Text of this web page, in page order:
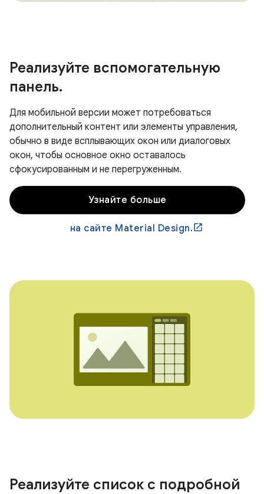
Реализуйте вспомогательную
панель.
Для мобильной версии может потребоваться
дополнительный контент или элементы управления,
обычно в виде всплывающих окон или диалоговых
окон, чтобы основное окно оставалось
сфокусированным и не перегруженным.
Узнайте больше
на сайте Material Design.
Реализуйте список с подробной